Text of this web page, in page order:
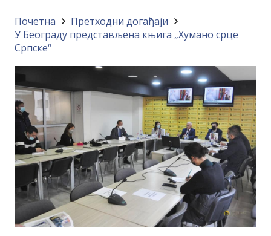
Почетна
Претходни догађаји
У Београду представљена књига „Хумано срце
Српске“